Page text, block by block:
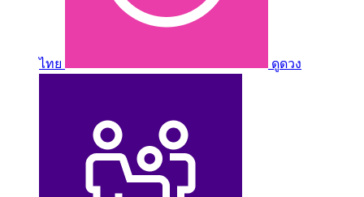
ไทย ดูดวง